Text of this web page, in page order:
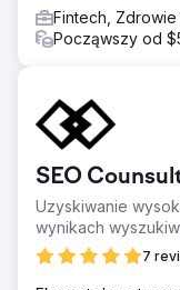
Fintech, Zdrowie
Począwszy od
SEO
Uzyskiwanie
wynikach
7